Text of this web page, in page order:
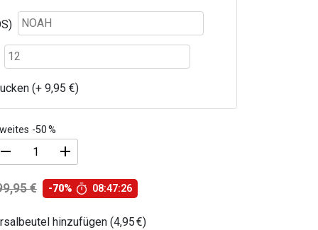
-50 %
(+ 9,95 €)
hinzufügen (4,95 €)
€
Ursprünglicher
Preis
Aktueller
Preis
-70% 08:47:24